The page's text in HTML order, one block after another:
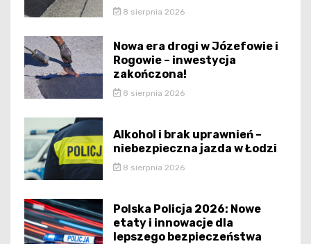
8 sierpnia 2026
Nowa era drogi w Józefowie i
Rogowie – inwestycja
zakończona!
8 sierpnia 2026
Alkohol i brak uprawnień –
niebezpieczna jazda w Łodzi
8 sierpnia 2026
Polska Policja 2026: Nowe
etaty i innowacje dla
lepszego bezpieczeństwa